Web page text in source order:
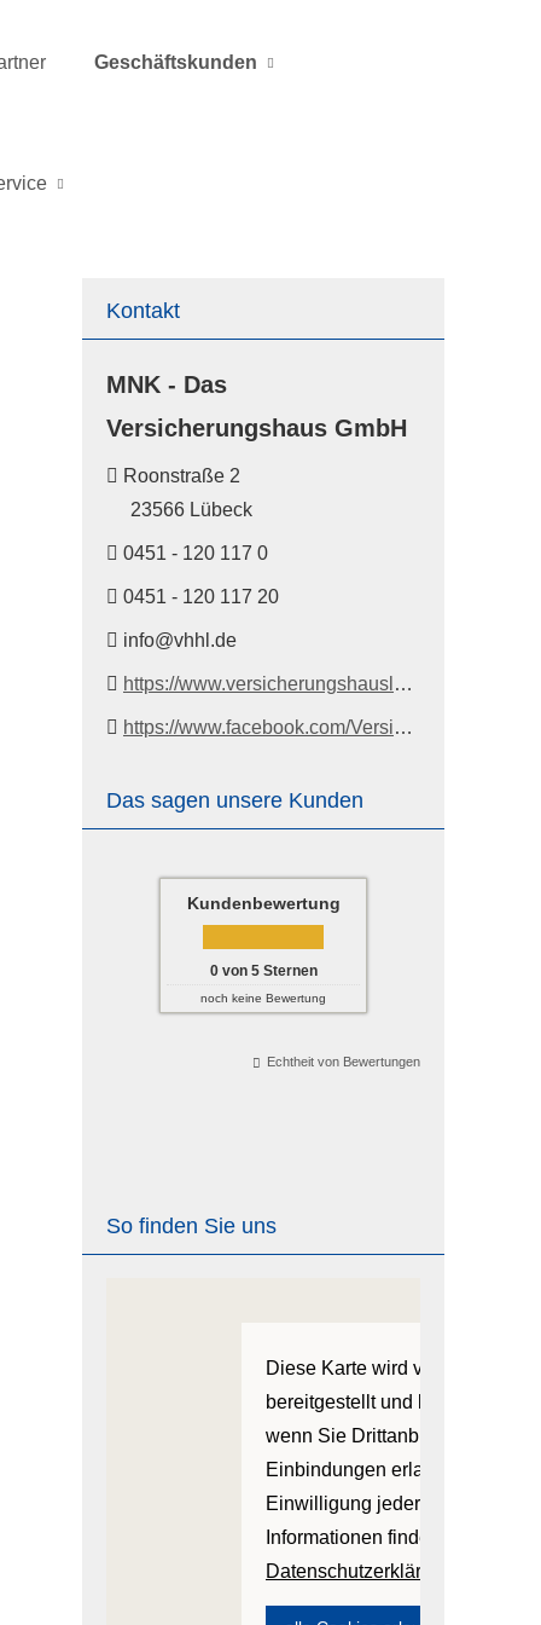
Geschäftskunden
Kontakt
MNK - Das
Versicherungshaus GmbH
Roonstraße 2
23566 Lübeck
0451 - 120 117 0
0451 - 120 117 20
info@vhhl.de
https://www.versicherungshausluebeck.de/startseite
https://www.facebook.com/Versicherungshaus
Das sagen unsere Kunden
Kundenbewertung
0von 5Sternen
noch keine Bewertung
Echtheit von Bewertungen
So finden Sie uns
Diese Karte wird von einem
bereitgestellt und kann nur
wenn Sie Drittanbieter-Cookies
Einbindungen erlauben. Sie
Einwilligung jederzeit
Informationen finden Sie in der
Datenschutzerklärung